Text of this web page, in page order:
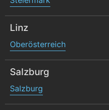
Linz
Oberösterreich
Salzburg
Salzburg